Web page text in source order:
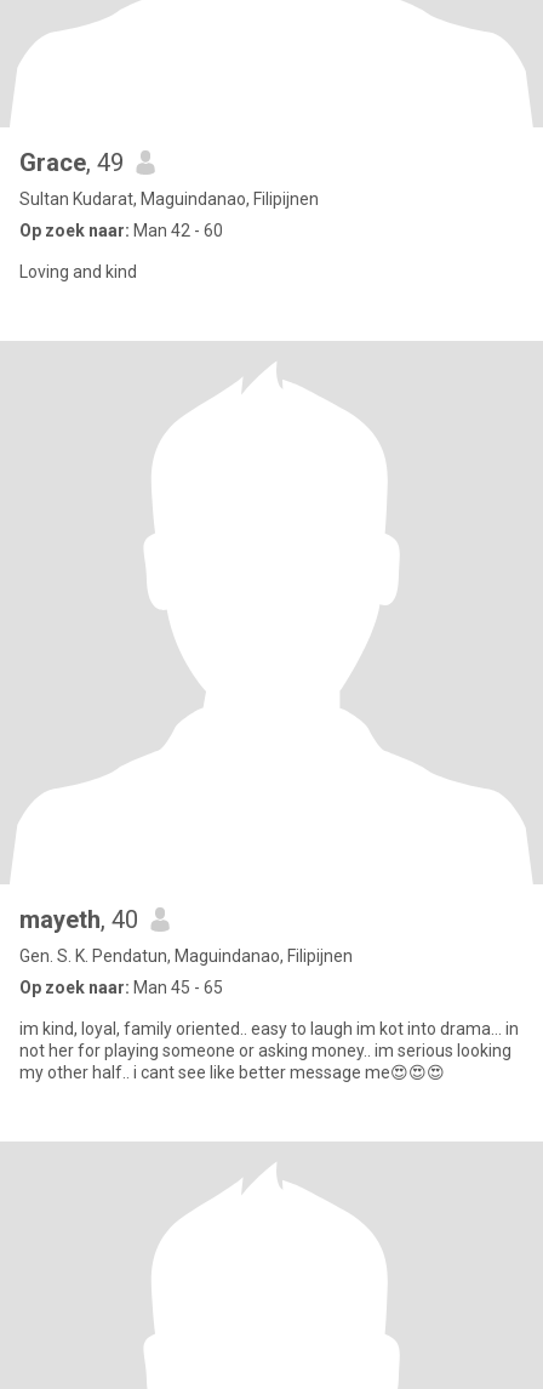
Grace, 49
Sultan Kudarat, Maguindanao, Filipijnen
Op zoek naar: Man 42 - 60
Loving and kind
mayeth, 40
Gen. S. K. Pendatun, Maguindanao, Filipijnen
Op zoek naar: Man 45 - 65
im kind, loyal, family oriented.. easy to laugh im kot into drama… in
not her for playing someone or asking money.. im serious looking
my other half.. i cant see like better message me😍😍😍